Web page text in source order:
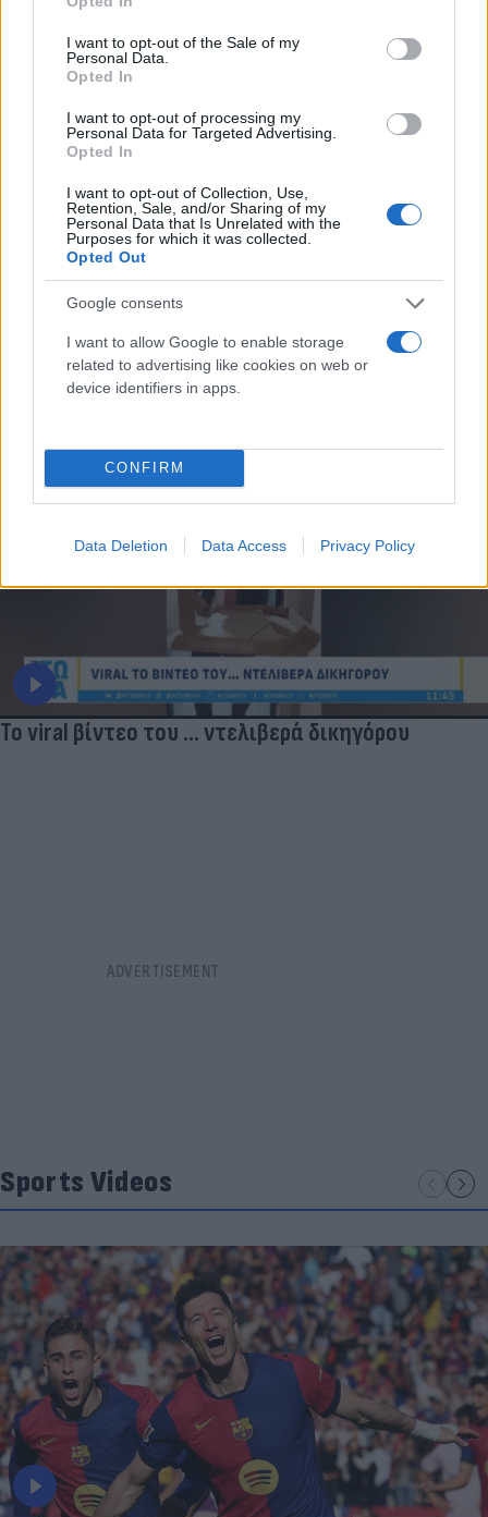
use your data for below specified purposes in below Google
consent section.
I want to opt-out of the Sale of my
Personal Data.
Opted In
I want to opt-out of processing my
Personal Data for Targeted Advertising.
Opted In
I want to opt-out of Collection, Use,
Retention, Sale, and/or Sharing of my
Personal Data that Is Unrelated with the
Purposes for which it was collected.
Opted Out
Google consents
I want to allow Google to enable storage
related to advertising like cookies on web or
device identifiers in apps.
CONFIRM
Data Deletion Data Access Privacy Policy
Τι λένε τα άστρα για τον Φεβρουάριο - Οι
προβλέψεις της Αθηνάς Βαγενά
Χιούμορ
Το viral βίντεο του ... ντελιβερά δικηγόρου
Sports Videos